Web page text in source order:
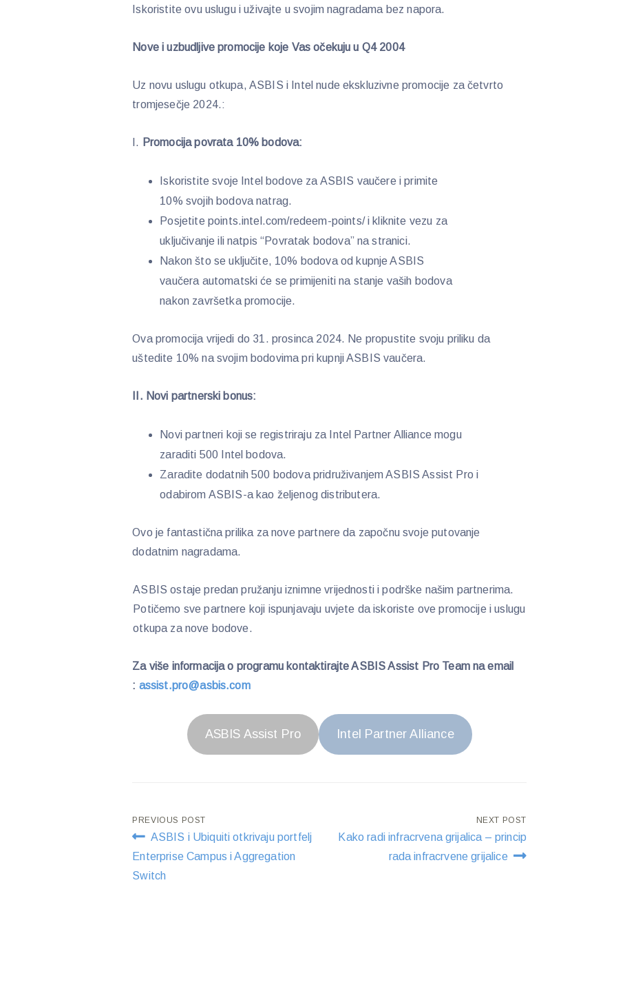
Iskoristite ovu uslugu i uživajte u svojim nagradama bez napora.
Nove i uzbudljive promocije koje Vas očekuju u Q4 2004
Uz novu uslugu otkupa, ASBIS i Intel nude ekskluzivne promocije za četvrto
tromjesečje 2024.:
I. Promocija povrata 10% bodova:
Iskoristite svoje Intel bodove za ASBIS vaučere i primite
10% svojih bodova natrag.
Posjetite points.intel.com/redeem-points/ i kliknite vezu za
uključivanje ili natpis “Povratak bodova” na stranici.
Nakon što se uključite, 10% bodova od kupnje ASBIS
vaučera automatski će se primijeniti na stanje vaših bodova
nakon završetka promocije.
Ova promocija vrijedi do 31. prosinca 2024. Ne propustite svoju priliku da
uštedite 10% na svojim bodovima pri kupnji ASBIS vaučera.
II. Novi partnerski bonus:
Novi partneri koji se registriraju za Intel Partner Alliance mogu
zaraditi 500 Intel bodova.
Zaradite dodatnih 500 bodova pridruživanjem ASBIS Assist Pro i
odabirom ASBIS-a kao željenog distributera.
Ovo je fantastična prilika za nove partnere da započnu svoje putovanje
dodatnim nagradama.
ASBIS ostaje predan pružanju iznimne vrijednosti i podrške našim partnerima.
Potičemo sve partnere koji ispunjavaju uvjete da iskoriste ove promocije i uslugu
otkupa za nove bodove.
Za više informacija o programu kontaktirajte ASBIS Assist Pro Team na email
: assist.pro@asbis.com
ASBIS Assist Pro Intel Partner Alliance
Post
navigation
PREVIOUS POST
ASBIS i Ubiquiti otkrivaju portfelj
Enterprise Campus i Aggregation
Switch
NEXT POST
Kako radi infracrvena grijalica – princip
rada infracrvene grijalice